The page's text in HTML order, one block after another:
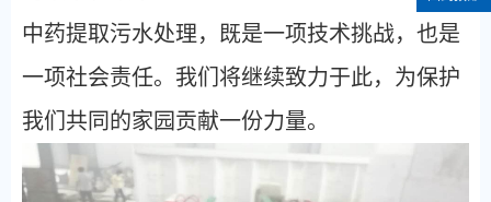
中药提取污水处理，既是一项技术挑战，也是
一项社会责任。我们将继续致力于此，为保护
我们共同的家园贡献一份力量。